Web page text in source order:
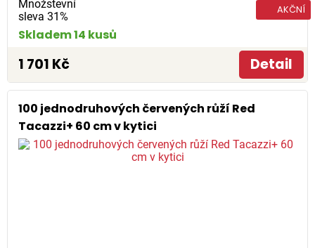
Množstevní
sleva 31%
AKČNÍ
Skladem 14 kusů
1 701 Kč Detail
100 jednodruhových červených růží Red
Tacazzi+ 60 cm v kytici